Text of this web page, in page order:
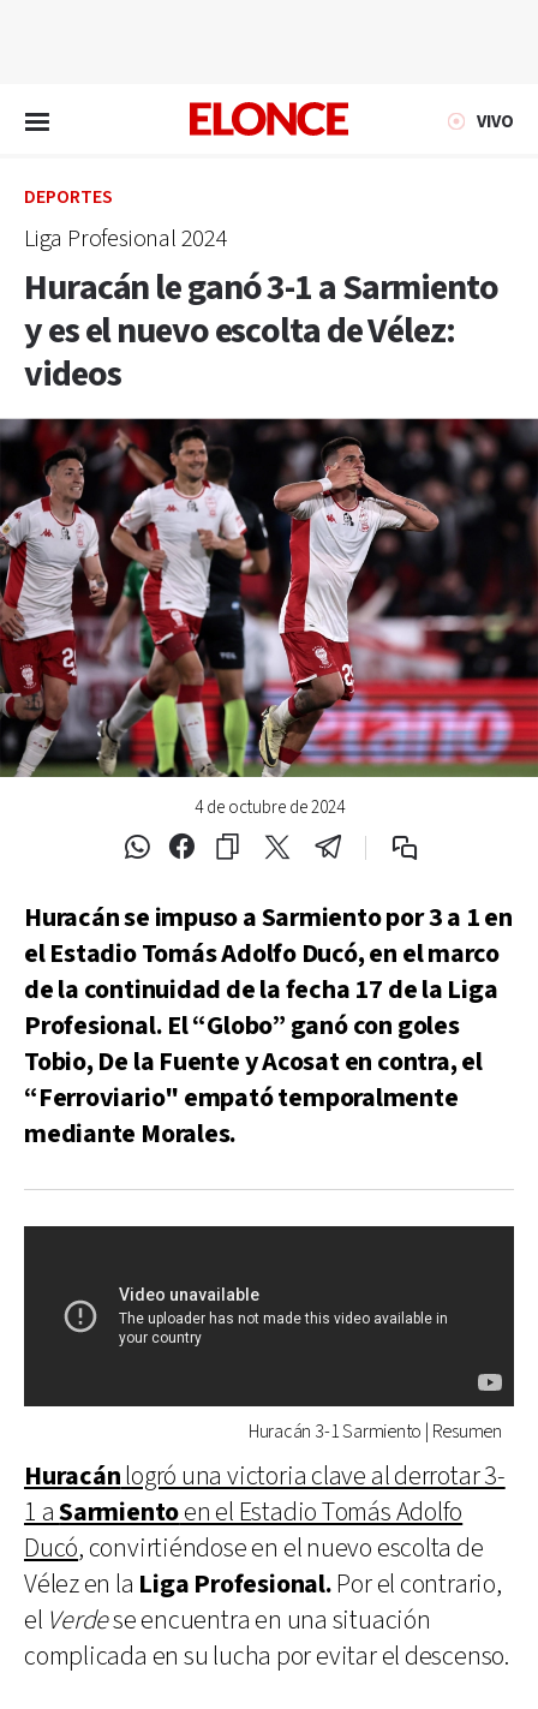
VIVO
DEPORTES
Liga Profesional 2024
Huracán le ganó 3-1 a Sarmiento
y es el nuevo escolta de Vélez:
videos
4 de octubre de 2024
Huracán se impuso a Sarmiento por 3 a 1 en
el Estadio Tomás Adolfo Ducó, en el marco
de la continuidad de la fecha 17 de la Liga
Profesional. El “Globo” ganó con goles
Tobio, De la Fuente y Acosat en contra, el
“Ferroviario" empató temporalmente
mediante Morales.
Huracán 3-1 Sarmiento | Resumen
Huracánlogró una victoria clave al derrotar 3-
1 aSarmientoen el Estadio Tomás Adolfo
Ducó, convirtiéndose en el nuevo escolta de
Vélez en la Liga Profesional.Por el contrario,
el Verdese encuentra en una situación
complicada en su lucha por evitar el descenso.